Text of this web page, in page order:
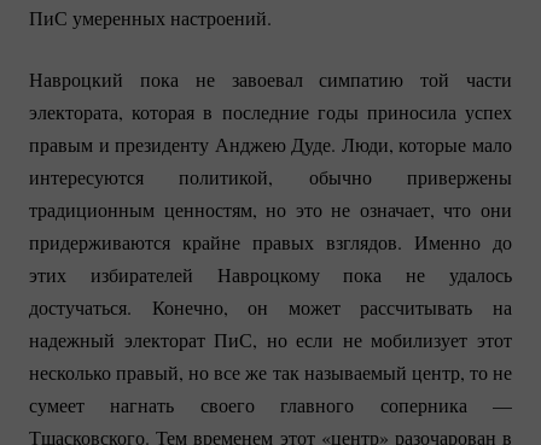
ПиС умеренных настроений.
Навроцкий пока не завоевал симпатию той части
электората, которая в последние годы приносила успех
правым и президенту Анджею Дуде. Люди, которые мало
интересуются политикой, обычно привержены
традиционным ценностям, но это не означает, что они
придерживаются крайне правых взглядов. Именно до
этих избирателей Навроцкому пока не удалось
достучаться. Конечно, он может рассчитывать на
надежный электорат ПиС, но если не мобилизует этот
несколько правый, но все же так называемый центр, то не
сумеет нагнать своего главного соперника —
Тшасковского. Тем временем этот «центр» разочарован в